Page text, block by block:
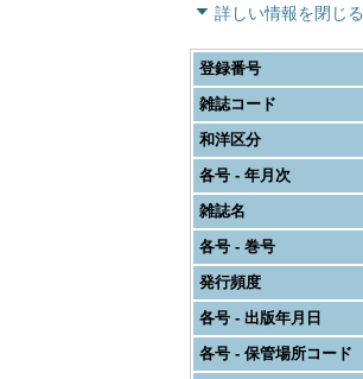
詳しい情報を閉じる
登録番号
雑誌コード
和洋区分
各号 - 年月次
雑誌名
各号 - 巻号
発行頻度
各号 - 出版年月日
各号 - 保管場所コード